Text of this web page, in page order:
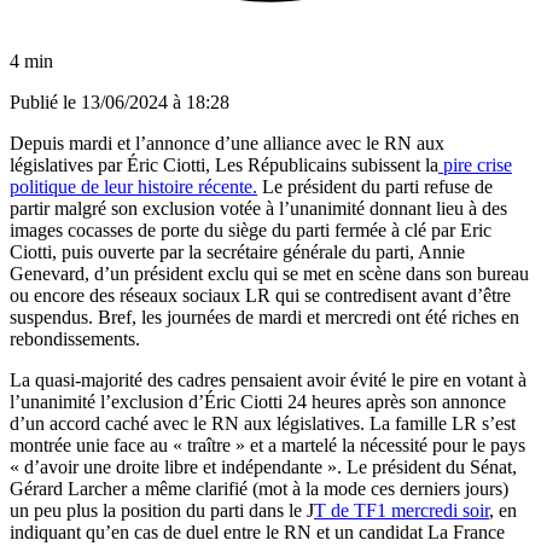
4 min
Publié le 13/06/2024 à 18:28
Depuis mardi et l’annonce d’une alliance avec le RN aux
législatives par Éric Ciotti, Les Républicains subissent la pire crise
politique de leur histoire récente. Le président du parti refuse de
partir malgré son exclusion votée à l’unanimité donnant lieu à des
images cocasses de porte du siège du parti fermée à clé par Eric
Ciotti, puis ouverte par la secrétaire générale du parti, Annie
Genevard, d’un président exclu qui se met en scène dans son bureau
ou encore des réseaux sociaux LR qui se contredisent avant d’être
suspendus. Bref, les journées de mardi et mercredi ont été riches en
rebondissements.
La quasi-majorité des cadres pensaient avoir évité le pire en votant à
l’unanimité l’exclusion d’Éric Ciotti 24 heures après son annonce
d’un accord caché avec le RN aux législatives. La famille LR s’est
montrée unie face au « traître » et a martelé la nécessité pour le pays
« d’avoir une droite libre et indépendante ». Le président du Sénat,
Gérard Larcher a même clarifié (mot à la mode ces derniers jours)
un peu plus la position du parti dans le JT de TF1 mercredi soir, en
indiquant qu’en cas de duel entre le RN et un candidat La France